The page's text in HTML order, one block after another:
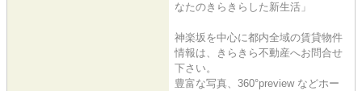
なたのきらきらした新生活」
神楽坂を中心に都内全域の賃貸物件
情報は、きらきら不動産へお問合せ
下さい。
豊富な写真、360°preview などホー